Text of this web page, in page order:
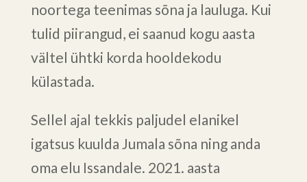
noortega teenimas sõna ja lauluga. Kui
tulid piirangud, ei saanud kogu aasta
vältel ühtki korda hooldekodu
külastada.
Sellel ajal tekkis paljudel elanikel
igatsus kuulda Jumala sõna ning anda
oma elu Issandale. 2021. aasta